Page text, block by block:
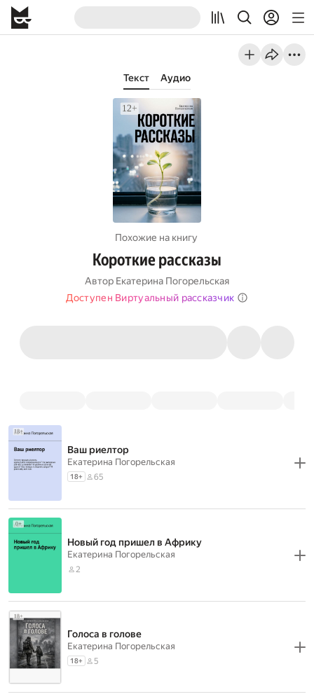
Текст Аудио
Похожие на книгу
Короткие рассказы
Автор Екатерина Погорельская
Доступен Виртуальный рассказчик
Ваш риелтор
Екатерина Погорельская
18+ 65
Новый год пришел в Африку
Екатерина Погорельская
2
Голоса в голове
Екатерина Погорельская
18+ 5